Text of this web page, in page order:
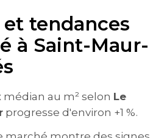
tendances
à Saint-Maur-
médian au m² selon Le
progresse d'environ +1 %.